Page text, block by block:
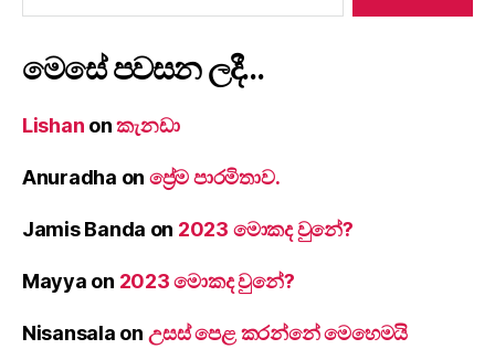
මෙසේ පවසන ලදී…
Lishan onකැනඩා
Anuradha on ප්‍රේම පාරමිතාව.
Jamis Banda on 2023 මොකද වුනේ?
Mayya on 2023 මොකද වුනේ?
Nisansala on උසස් පෙළ කරන්නේ මෙහෙමයි